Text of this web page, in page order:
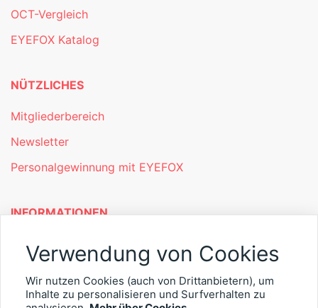
OCT-Vergleich
EYEFOX Katalog
NÜTZLICHES
Mitgliederbereich
Newsletter
Personalgewinnung mit EYEFOX
INFORMATIONEN
Was ist EYEFOX – Ihre Möglichkeiten
Kontakt
Verwendung von Cookies
Wir nutzen Cookies (auch von Drittanbietern), um
Inhalte zu personalisieren und Surfverhalten zu